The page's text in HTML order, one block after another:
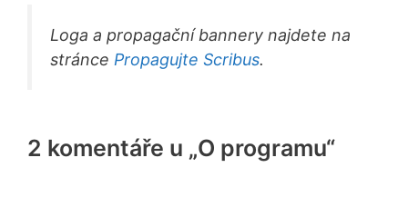
Loga a propagační bannery najdete na
stránce Propagujte Scribus.
2 komentáře u „O programu“